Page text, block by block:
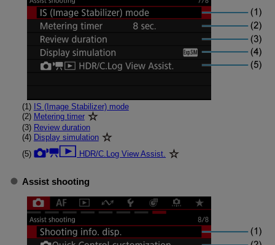
(1)
IS (Image Stabilizer) mode
(2) Metering timer
(3) Review duration
(4) Display simulation
(5)
HDR/C.Log View Assist.
Assist shooting